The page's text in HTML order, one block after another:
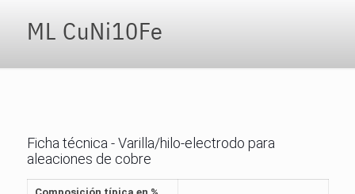
ML CuNi10Fe
Ficha técnica - Varilla/hilo-electrodo para
aleaciones de cobre